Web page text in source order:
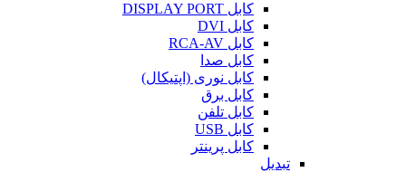
کابل DISPLAY PORT
کابل DVI
کابل RCA-AV
کابل صدا
کابل نوری (اپتیکال)
کابل برق
کابل تلفن
کابل USB
کابل پرینتر
تبدیل